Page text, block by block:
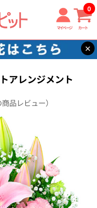
マイページ カート
0
×
ユリとデンファレのキュート
アレンジメント
商品レビュー）